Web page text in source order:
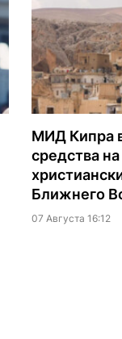
МИД Кипра
средства
Ближнего
07 Августа 16:12